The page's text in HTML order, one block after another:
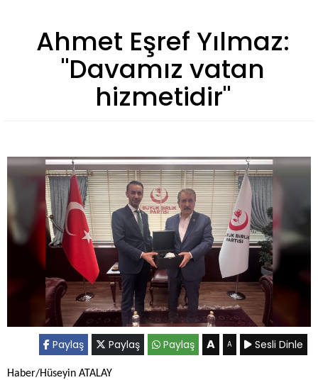
Ahmet Eşref Yılmaz:
"Davamız vatan
hizmetidir"
Paylaş Paylaş Paylaş A A Sesli Dinle
Haber/Hüseyin ATALAY